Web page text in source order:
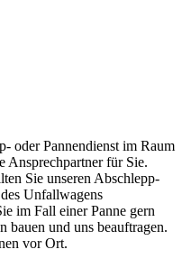
oder Pannendienst im Raum
Ansprechpartner für Sie.
Sie unseren Abschlepp-
Unfallwagens
im Fall einer Panne gern
bauen und uns beauftragen.
vor Ort.